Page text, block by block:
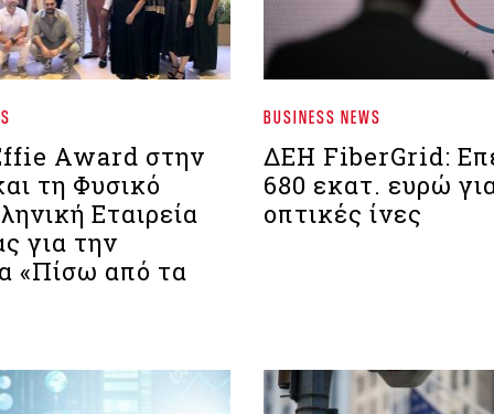
Award στην
τη Φυσικό
Εταιρεία
για την
«Πίσω από τα
BUSINESS NEWS
ΔΕΗ FiberGrid:
680 εκατ. ευρώ
οπτικές ίνες